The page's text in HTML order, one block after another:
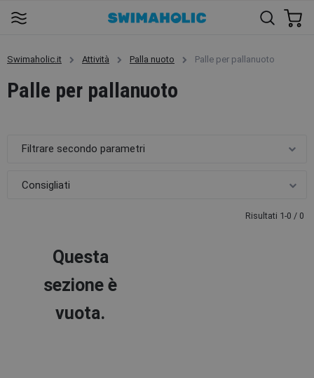
Swimaholic.it Attività Palla nuoto Palle per pallanuoto
Palle per pallanuoto
Filtrare secondo parametri
Risultati 1-0 / 0
Questa
sezione è
vuota.